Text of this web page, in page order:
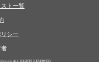
ト一覧
シー
pitALL RIGHTS RESERVED.